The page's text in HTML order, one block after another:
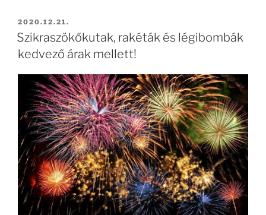
BEKÜLDVE:
2020.12.21.
Szikraszökőkutak, rakéták és légibombák
kedvező árak mellett!